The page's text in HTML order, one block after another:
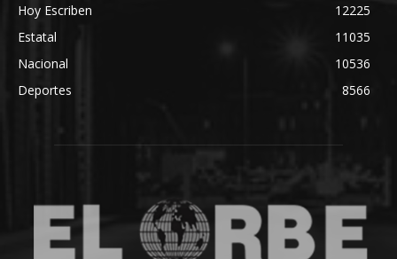
Hoy Escriben
12225
Estatal
11035
Nacional
10536
Deportes
8566